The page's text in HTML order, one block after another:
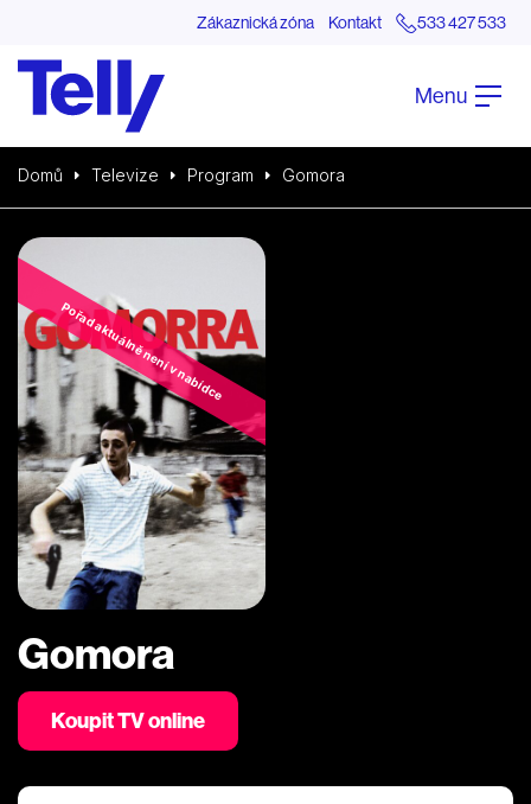
Zákaznická zóna Kontakt 533 427 533
Menu
Domů Televize Program Gomora
Pořad aktuálně není v nabídce
Gomora
Koupit TV online